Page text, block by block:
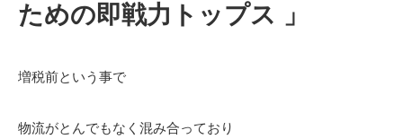
ための即戦力トップス 」
増税前という事で
物流がとんでもなく混み合っており